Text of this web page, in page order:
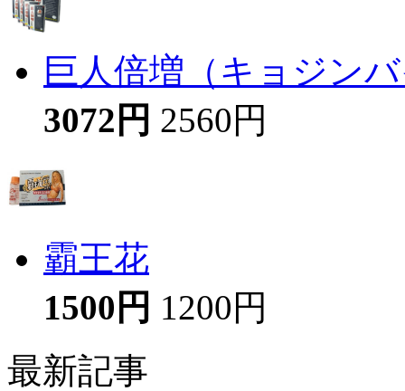
巨人倍増（キョジン
3072円 2560円
霸王花
1500円 1200円
最新記事